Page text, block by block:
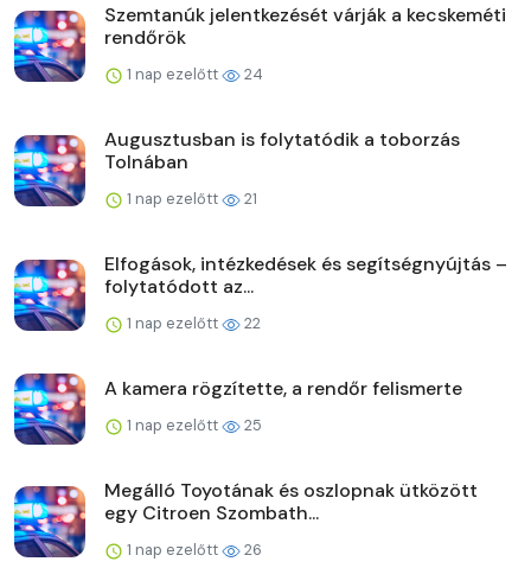
Szemtanúk jelentkezését várják a kecskeméti
rendőrök
1 nap ezelőtt 24
Augusztusban is folytatódik a toborzás
Tolnában
1 nap ezelőtt 21
Elfogások, intézkedések és segítségnyújtás –
folytatódott az...
1 nap ezelőtt 22
A kamera rögzítette, a rendőr felismerte
1 nap ezelőtt 25
Megálló Toyotának és oszlopnak ütközött
egy Citroen Szombath...
1 nap ezelőtt 26